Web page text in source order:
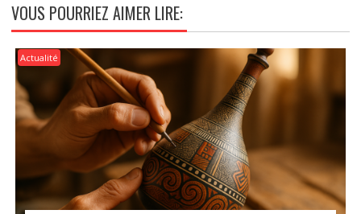
VOUS POURRIEZ AIMER LIRE:
Actualité